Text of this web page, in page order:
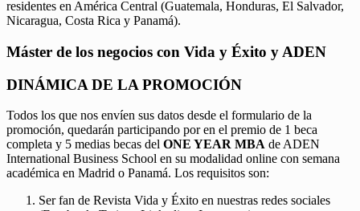
residentes en América Central (Guatemala, Honduras, El Salvador,
Nicaragua, Costa Rica y Panamá).
Máster de los negocios con Vida y Éxito y ADEN
DINÁMICA DE LA PROMOCIÓN
Todos los que nos envíen sus datos desde el formulario de la
promoción, quedarán participando por en el premio de 1 beca
completa y 5 medias becas del ONE YEAR MBA de ADEN
International Business School en su modalidad online con semana
académica en Madrid o Panamá. Los requisitos son:
Ser fan de Revista Vida y Éxito en nuestras redes sociales